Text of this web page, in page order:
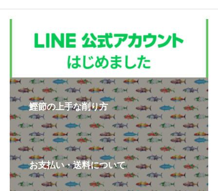
鰹節の上手な削り方
お支払い・送料について